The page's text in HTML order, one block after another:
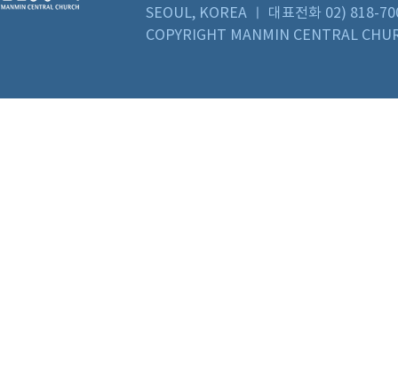
SEOUL, KOREA ㅣ 대표전화 02) 818-
COPYRIGHT MANMIN CENTRAL